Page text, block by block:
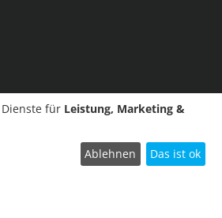
für Leistung, Marketing &
Ablehnen Das ist ok